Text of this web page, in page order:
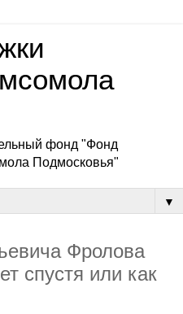
фонд "Фонд
Подмосковья"
▼
Фролова
спустя или как